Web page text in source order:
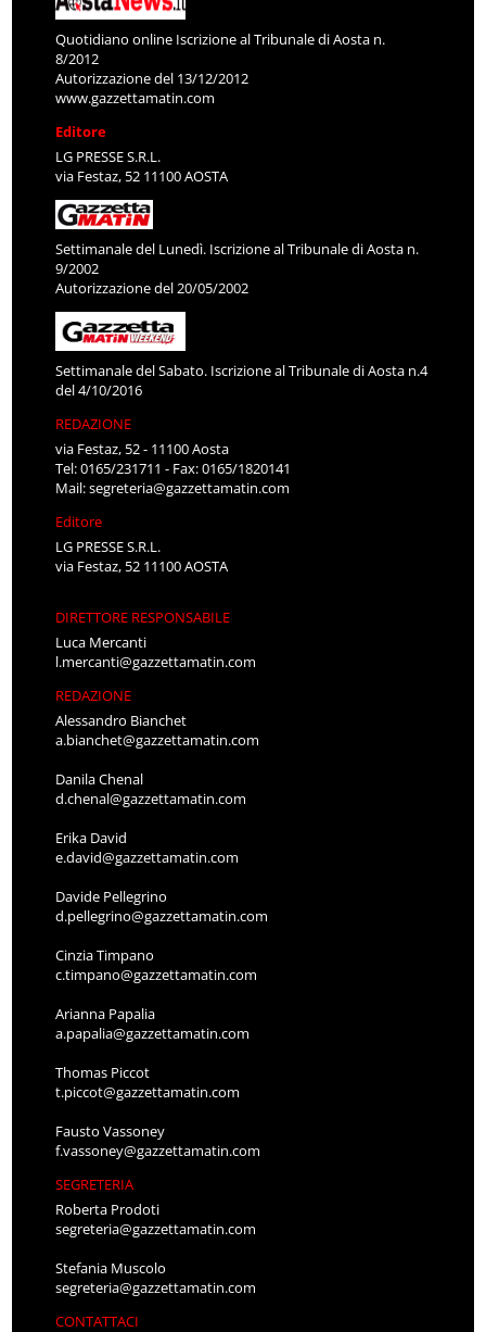
Quotidiano online Iscrizione al Tribunale di Aosta n.
8/2012
Autorizzazione del 13/12/2012
www.gazzettamatin.com
Editore
LG PRESSE S.R.L.
via Festaz, 52 11100 AOSTA
Settimanale del Lunedì. Iscrizione al Tribunale di Aosta n.
9/2002
Autorizzazione del 20/05/2002
Settimanale del Sabato. Iscrizione al Tribunale di Aosta n.4
del 4/10/2016
REDAZIONE
via Festaz, 52 - 11100 Aosta
Tel: 0165/231711 - Fax: 0165/1820141
Mail:segreteria@gazzettamatin.com
Editore
LG PRESSE S.R.L.
via Festaz, 52 11100 AOSTA
DIRETTORE RESPONSABILE
Luca Mercanti
l.mercanti@gazzettamatin.com
REDAZIONE
Alessandro Bianchet
a.bianchet@gazzettamatin.com
Danila Chenal
d.chenal@gazzettamatin.com
Erika David
e.david@gazzettamatin.com
Davide Pellegrino
d.pellegrino@gazzettamatin.com
Cinzia Timpano
c.timpano@gazzettamatin.com
Arianna Papalia
a.papalia@gazzettamatin.com
Thomas Piccot
t.piccot@gazzettamatin.com
Fausto Vassoney
f.vassoney@gazzettamatin.com
SEGRETERIA
Roberta Prodoti
segreteria@gazzettamatin.com
Stefania Muscolo
segreteria@gazzettamatin.com
CONTATTACI